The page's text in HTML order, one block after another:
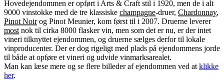
Hovedejendommen er opført i Arts & Craft stil i 1920, men de i alt
9000 vinstokke med de tre klassiske champagne-druer, Chardonnay,
Pinot Noirog Pinot Meunier, kom først til i 2007. Druerne leverer
most nok til cirka 8000 flasker vin, men som det er nu, er der intet
vineri tilknyttet ejendommen, og druerne sælges derfor til lokale
vinproducenter. Der er dog rigeligt med plads på ejendommens jorde
til både at opføre et vineri og udvide vinmarksarealet.
Man kan læse mere og se flere billeder af ejendommen ved at klikke
her.